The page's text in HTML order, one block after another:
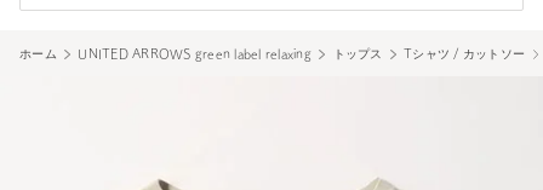
ホーム UNITED ARROWS green label relaxing トップス Tシャツ / カットソー